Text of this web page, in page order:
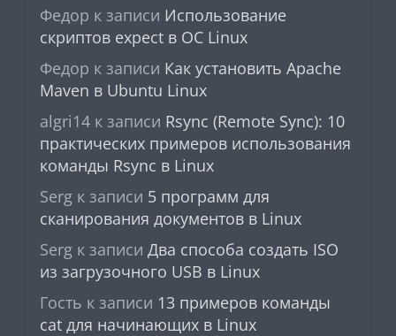
Федор к записи Использование
скриптов expect в ОС Linux
Федор к записи Как установить Apache
Maven в Ubuntu Linux
algri14 к записи Rsync (Remote Sync): 10
практических примеров использования
команды Rsync в Linux
Serg к записи 5 программ для
сканирования документов в Linux
Serg к записи Два способа создать ISO
из загрузочного USB в Linux
Гость к записи 13 примеров команды
cat для начинающих в Linux